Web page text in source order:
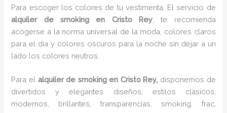
Para escoger los colores de tu vestimenta, El servicio de
alquiler de smoking en Cristo Rey, te recomienda
acogerse a la norma universal de la moda, colores claros
para el día y colores oscuros para la noche sin dejar a un
lado los colores neutros.
Para el alquiler de smoking en Cristo Rey, disponemos de
divertidos y elegantes diseños, estilos clásicos,
modernos, brillantes, transparencias, smoking, frac,